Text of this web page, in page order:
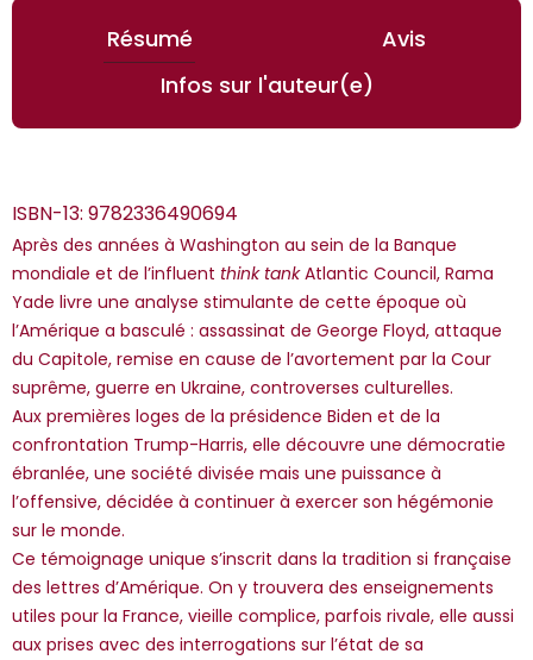
Résumé
Avis
Infos sur l'auteur(e)
ISBN-13: 9782336490694
Après des années à Washington au sein de la Banque
mondiale et de l’influent think tankAtlantic Council, Rama
Yade livre une analyse stimulante de cette époque où
l’Amérique a basculé : assassinat de George Floyd, attaque
du Capitole, remise en cause de l’avortement par la Cour
suprême, guerre en Ukraine, controverses culturelles.
Aux premières loges de la présidence Biden et de la
confrontation Trump-Harris, elle découvre une démocratie
ébranlée, une société divisée mais une puissance à
l’offensive, décidée à continuer à exercer son hégémonie
sur le monde.
Ce témoignage unique s’inscrit dans la tradition si française
des lettres d’Amérique. On y trouvera des enseignements
utiles pour la France, vieille complice, parfois rivale, elle aussi
aux prises avec des interrogations sur l’état de sa
*Guests cannot publish reviews